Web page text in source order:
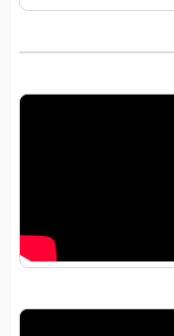
Pemutar